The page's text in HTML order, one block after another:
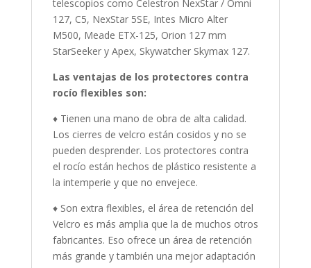
telescopios como Celestron NexStar / Omni
127, C5, NexStar 5SE, Intes Micro Alter
M500, Meade ETX-125, Orion 127 mm
StarSeeker y Apex, Skywatcher Skymax 127.
Las ventajas de los protectores contra
rocío flexibles son:
♦ Tienen una mano de obra de alta calidad.
Los cierres de velcro están cosidos y no se
pueden desprender. Los protectores contra
el rocío están hechos de plástico resistente a
la intemperie y que no envejece.
♦ Son extra flexibles, el área de retención del
Velcro es más amplia que la de muchos otros
fabricantes. Eso ofrece un área de retención
más grande y también una mejor adaptación